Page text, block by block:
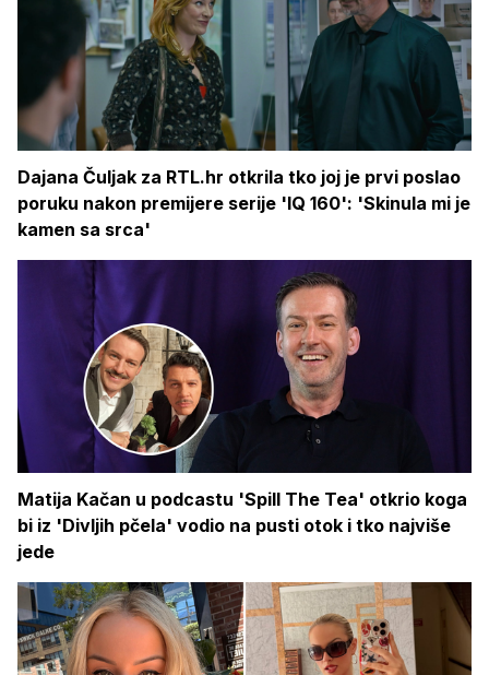
Dajana Čuljak za RTL.hr otkrila tko joj je prvi poslao
poruku nakon premijere serije 'IQ 160': 'Skinula mi je
kamen sa srca'
Matija Kačan u podcastu 'Spill The Tea' otkrio koga
bi iz 'Divljih pčela' vodio na pusti otok i tko najviše
jede